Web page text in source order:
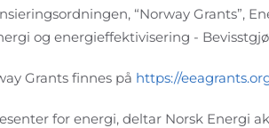
“Norway Grants”,
og energieffektivisering -
Grants finnes på https://
for energi, deltar Norsk Energi